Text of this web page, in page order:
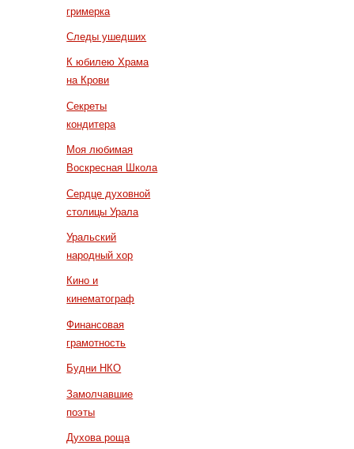
гримерка
Следы ушедших
К юбилею Храма
на Крови
Секреты
кондитера
Моя любимая
Воскресная Школа
Сердце духовной
столицы Урала
Уральский
народный хор
Кино и
кинематограф
Финансовая
грамотность
Будни НКО
Замолчавшие
поэты
Духова роща